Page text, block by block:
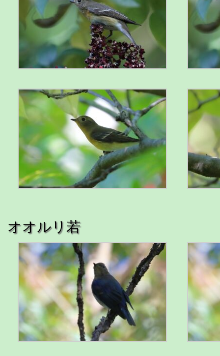
オオルリ若